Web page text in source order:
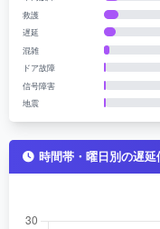
救護
遅延
混雑
ドア故障
信号障害
地震
時間帯・曜日別の遅延